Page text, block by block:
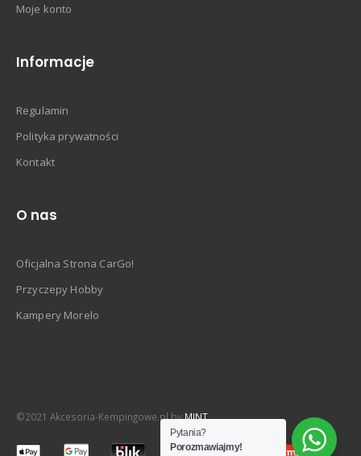
Moje konto
Informacje
Regulamin
Polityka prywatności
Kontakt
O nas
Oficjalna Strona CarGo!
Przyczepy Hobby
Kampery Morelo
©2021 Akcesoria-Kempingowe.pl byMINT
Pytania?
Porozmawiajmy!